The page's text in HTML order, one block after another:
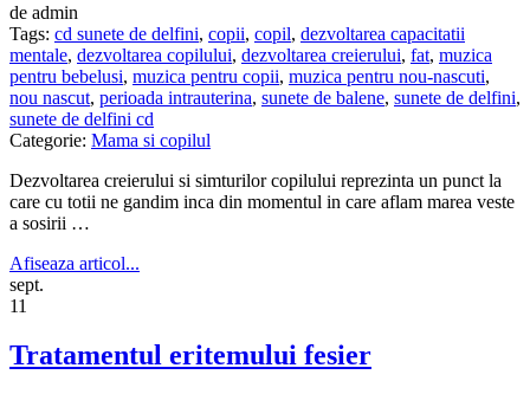
de admin
Tags: cd sunete de delfini, copii, copil, dezvoltarea capacitatii
mentale, dezvoltarea copilului, dezvoltarea creierului, fat, muzica
pentru bebelusi, muzica pentru copii, muzica pentru nou-nascuti,
nou nascut, perioada intrauterina, sunete de balene, sunete de delfini,
sunete de delfini cd
Categorie: Mama si copilul
Dezvoltarea creierului si simturilor copilului reprezinta un punct la
care cu totii ne gandim inca din momentul in care aflam marea veste
a sosirii …
Afiseaza articol...
sept.
11
Tratamentul eritemului fesier